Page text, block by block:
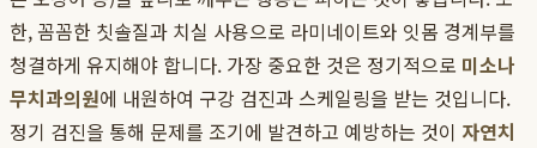
한, 꼼꼼한 칫솔질과 치실 사용으로 라미네이트와 잇몸 경계부를
청결하게 유지해야 합니다. 가장 중요한 것은 정기적으로 미소나
무치과의원에 내원하여 구강 검진과 스케일링을 받는 것입니다.
정기 검진을 통해 문제를 조기에 발견하고 예방하는 것이 자연치